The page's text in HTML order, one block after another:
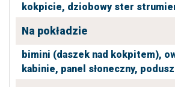
kokpicie, dziobowy ster
Na pokładzie
bimini (daszek nad kokpitem),
kabinie, panel słoneczny,